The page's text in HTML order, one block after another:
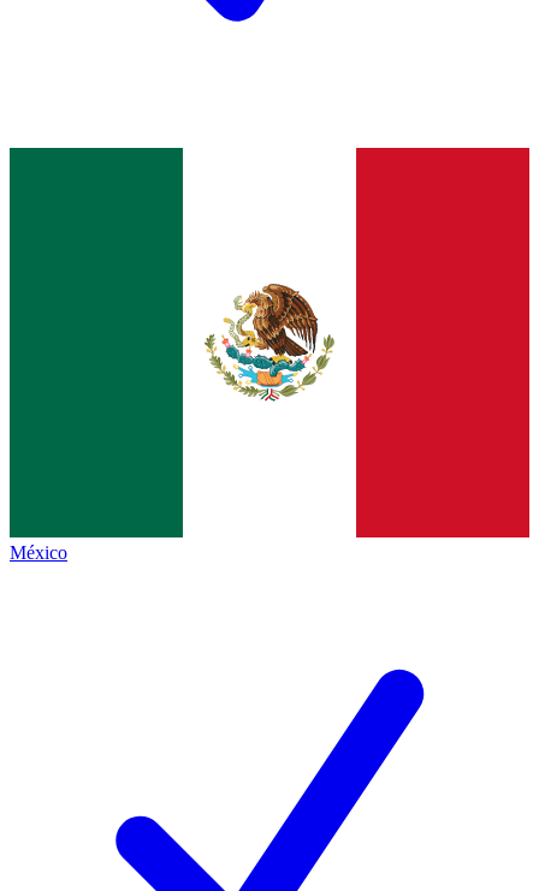
México